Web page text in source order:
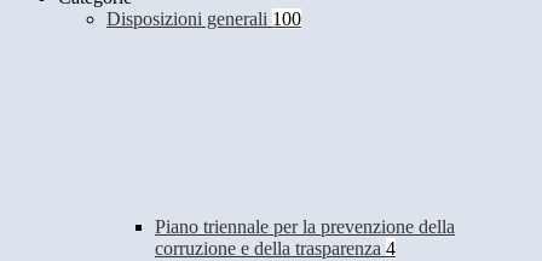
Disposizioni generali 100
Piano triennale per la prevenzione della
corruzione e della trasparenza 4